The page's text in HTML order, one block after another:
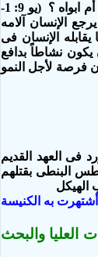
فى عادات وتقاليد اليهود حتى فى التلاميذ عندما قالوا ليسوع عن الأعمى منذ ولادته : من أخطأ هذا أم ابواه ؟ (يو 9: 1-
أن يرجع الإنسان آلامه
الإنسان فى
نشاطاً بدافع
فرصة لأجل النمو
فى العهد القديم
البنطى بقتلهم
الهيكل
به الكنيسة
العليا والبحث